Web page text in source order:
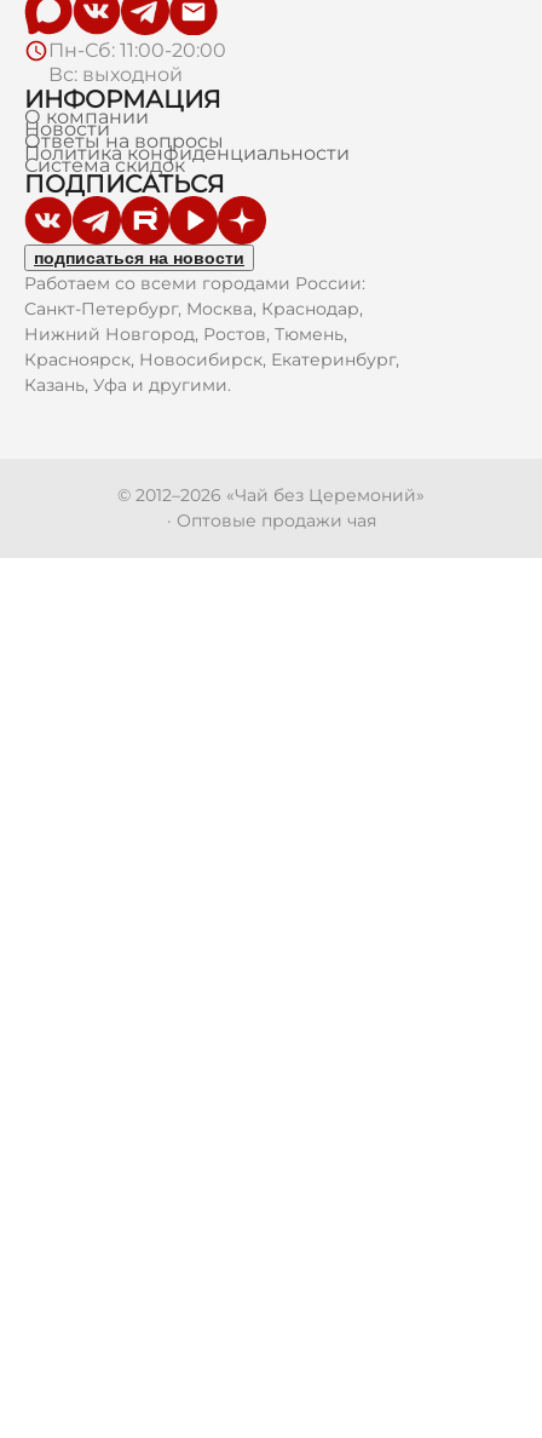
Пн-Сб: 11:00-20:00
Вс: выходной
ИНФОРМАЦИЯ
О компании
Новости
Ответы на вопросы
Политика конфиденциальности
Система скидок
ПОДПИСАТЬСЯ
подписаться на новости
Работаем со всеми городами России:
Санкт-Петербург, Москва, Краснодар,
Нижний Новгород, Ростов, Тюмень,
Красноярск, Новосибирск, Екатеринбург,
Казань, Уфа и другими.
© 2012–2026 «Чай без Церемоний»
· Оптовые продажи чая